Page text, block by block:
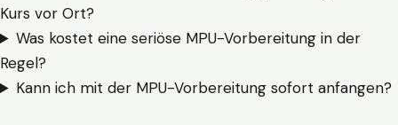
Kurs vor Ort?
Was kostet eine seriöse MPU-Vorbereitung in der
Regel?
Kann ich mit der MPU-Vorbereitung sofort anfangen?